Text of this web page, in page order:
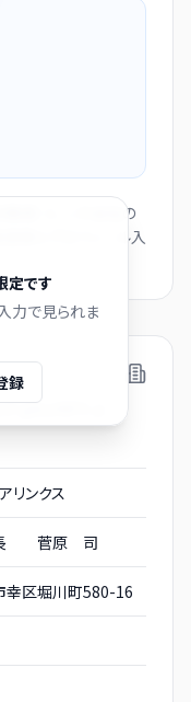
定です
力で見られま
録
者）と、この会社の
録とプロフィール入
gBizINFO よ
リンクス
長 菅原 司
幸区堀川町580-16